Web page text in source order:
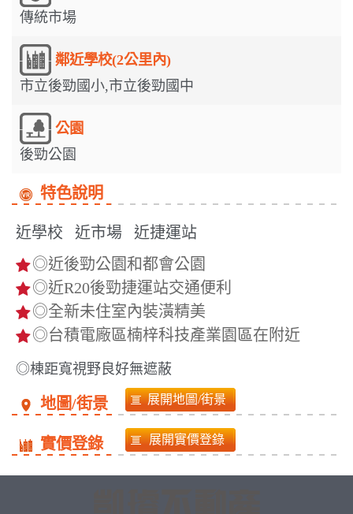
傳統市場
鄰近學校(2公里內)
市立後勁國小,市立後勁國中
公園
後勁公園
特色說明
近學校 近市場
近捷運站
◎近後勁公園和都會公園
◎近R20後勁捷運站交通便利
◎全新未住室內裝潢精美
◎台積電廠區楠梓科技產業園區在附近
◎棟距寬視野良好無遮蔽
地圖/街景
實價登錄